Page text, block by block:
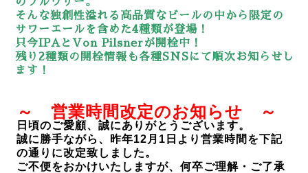
そんな独創性溢れる高品質なビールの中から限定の
サワーエールを含めた4種類が登場！
只今IPAとVon Pilsnerが開栓中！
残り2種類の開栓情報も各種SNSにて順次お知らせし
ます！
～ 営業時間改定のお知らせ ～
日頃のご愛顧、誠にありがとうございます。
誠に勝手ながら、昨年12月1日より営業時間を下記
の通りに改定致しました。
ご不便をおかけいたしますが、何卒ご理解・ご了承